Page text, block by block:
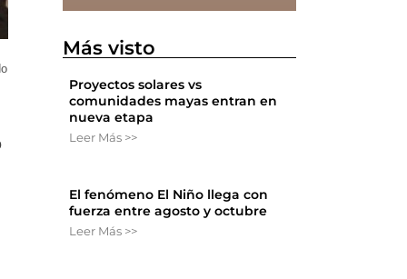
Más visto
Proyectos solares vs
comunidades mayas entran en
nueva etapa
Leer Más >>
El fenómeno El Niño llega con
fuerza entre agosto y octubre
Leer Más >>